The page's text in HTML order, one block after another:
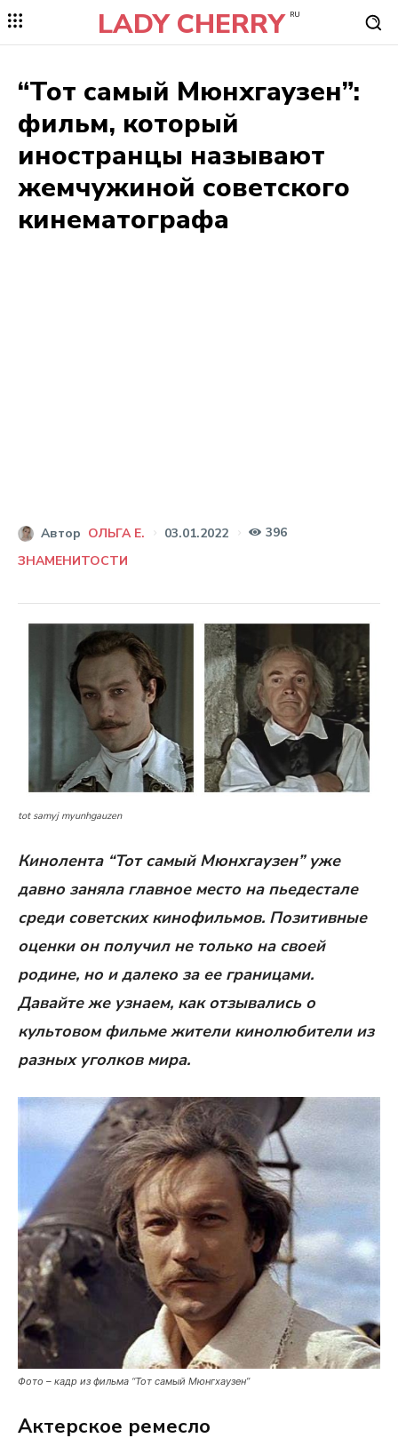
LADY CHERRY RU
“Тот самый Мюнхгаузен”:
фильм, который
иностранцы называют
жемчужиной советского
кинематографа
Автор ОЛЬГА Е. 03.01.2022
396
ЗНАМЕНИТОСТИ
tot samyj myunhgauzen
Кинолента “Тот самый Мюнхгаузен” уже
давно заняла главное место на пьедестале
среди советских кинофильмов. Позитивные
оценки он получил не только на своей
родине, но и далеко за ее границами.
Давайте же узнаем, как отзывались о
культовом фильме жители кинолюбители из
разных уголков мира.
Фото – кадр из фильма “Тот самый Мюнгхаузен”
Актерское ремесло